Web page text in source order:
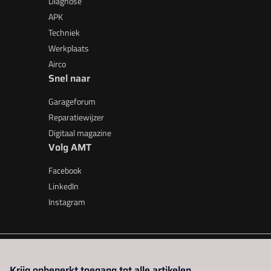
APK
Techniek
Werkplaats
Airco
Snel naar
Garageforum
Reparatiewijzer
Digitaal magazine
Volg AMT
Facebook
LinkedIn
Instagram